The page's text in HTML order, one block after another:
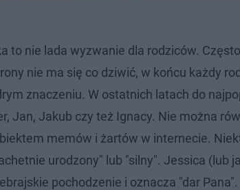
to nie lada wyzwanie dla rodziców.
nie ma się co dziwić, w końcu każdy
znaczeniu. W ostatnich latach do
Jan, Jakub czy też Ignacy. Nie można
memów i żartów w internecie.
urodzony" lub "silny". Jessica (lub
pochodzenie i oznacza "dar Pana".